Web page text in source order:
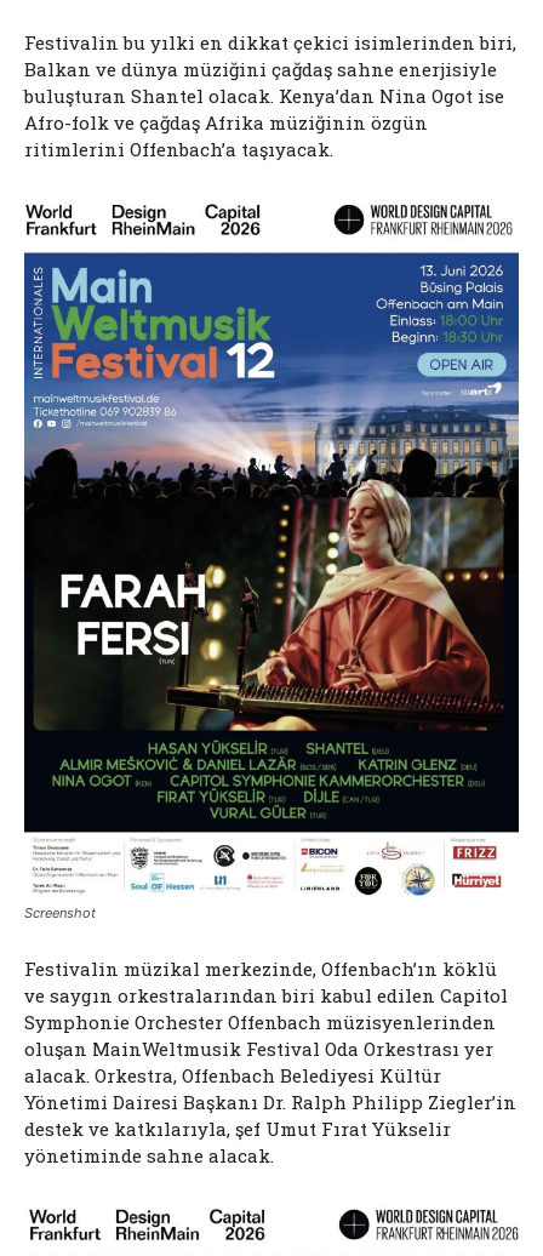
Festivalin bu yılki en dikkat çekici isimlerinden biri,
Balkan ve dünya müziğini çağdaş sahne enerjisiyle
buluşturan Shantel olacak. Kenya’dan Nina Ogot ise
Afro-folk ve çağdaş Afrika müziğinin özgün
ritimlerini Offenbach’a taşıyacak.
Screenshot
Festivalin müzikal merkezinde, Offenbach’ın köklü
ve saygın orkestralarından biri kabul edilen Capitol
Symphonie Orchester Offenbach müzisyenlerinden
oluşan MainWeltmusik Festival Oda Orkestrası yer
alacak. Orkestra, Offenbach Belediyesi Kültür
Yönetimi Dairesi Başkanı Dr. Ralph Philipp Ziegler’in
destek ve katkılarıyla, şef Umut Fırat Yükselir
yönetiminde sahne alacak.